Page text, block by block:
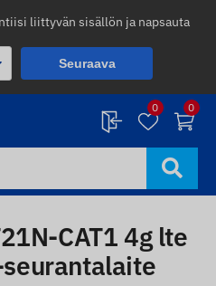
liittyvän sisällön ja napsauta
Seuraava
0 0
CAT1 4g lte